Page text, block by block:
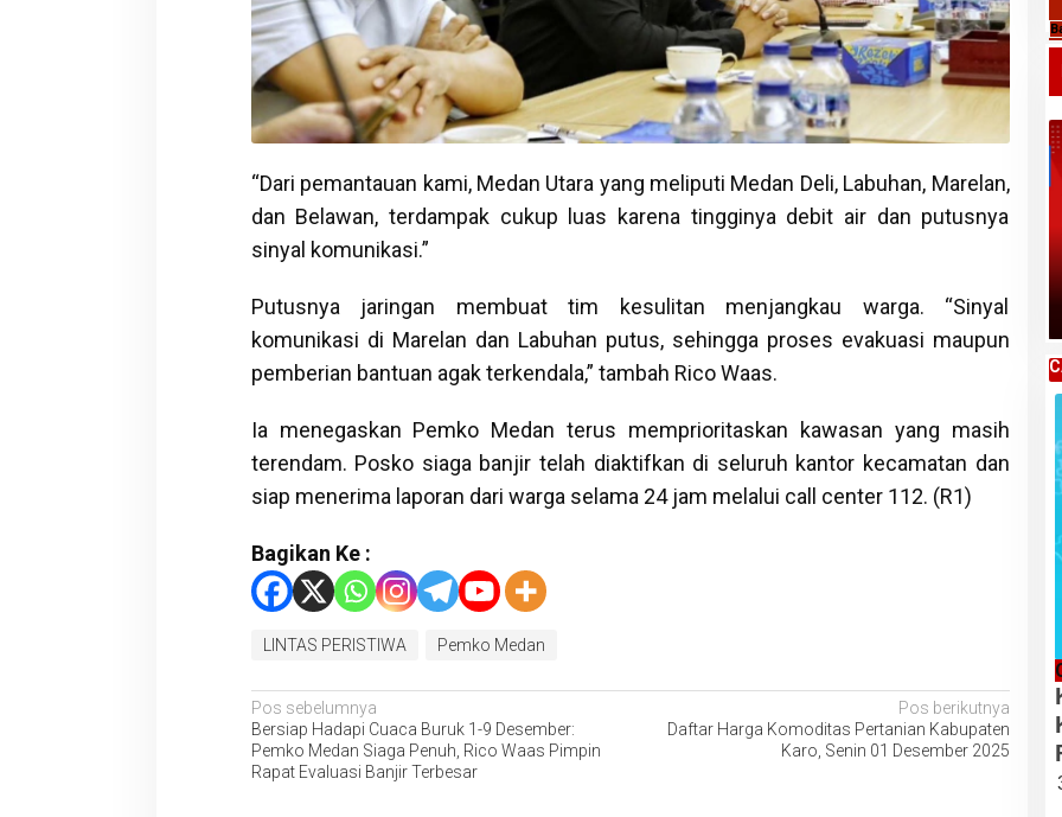
“Dari pemantauan kami, Medan Utara yang meliputi Medan Deli, Labuhan, Marelan,
dan Belawan, terdampak cukup luas karena tingginya debit air dan putusnya
sinyal komunikasi.”
Putusnya jaringan membuat tim kesulitan menjangkau warga. “Sinyal
komunikasi di Marelan dan Labuhan putus, sehingga proses evakuasi maupun
pemberian bantuan agak terkendala,” tambah Rico Waas.
Ia menegaskan Pemko Medan terus memprioritaskan kawasan yang masih
terendam. Posko siaga banjir telah diaktifkan di seluruh kantor kecamatan dan
siap menerima laporan dari warga selama 24 jam melalui call center 112. (R1)
Bagikan Ke :
LINTAS PERISTIWA Pemko Medan
Navigasi
pos
Pos sebelumnya
Bersiap Hadapi Cuaca Buruk 1-9 Desember:
Pemko Medan Siaga Penuh, Rico Waas Pimpin
Rapat Evaluasi Banjir Terbesar
Pos berikutnya
Daftar Harga Komoditas Pertanian Kabupaten
Karo, Senin 01 Desember 2025
2026